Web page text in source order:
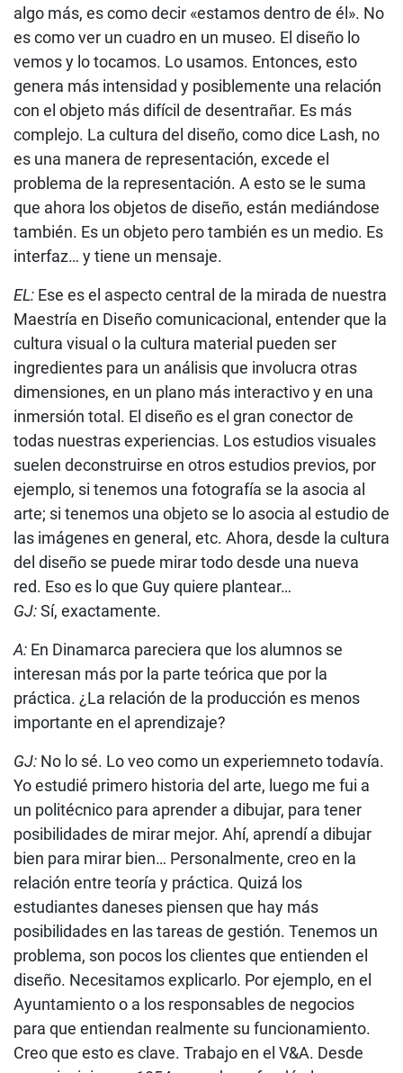
algo más, es como decir «estamos dentro de él». No
es como ver un cuadro en un museo. El diseño lo
vemos y lo tocamos. Lo usamos. Entonces, esto
genera más intensidad y posiblemente una relación
con el objeto más difícil de desentrañar. Es más
complejo. La cultura del diseño, como dice Lash, no
es una manera de representación, excede el
problema de la representación. A esto se le suma
que ahora los objetos de diseño, están mediándose
también. Es un objeto pero también es un medio. Es
interfaz… y tiene un mensaje.
EL: Ese es el aspecto central de la mirada de nuestra
Maestría en Diseño comunicacional, entender que la
cultura visual o la cultura material pueden ser
ingredientes para un análisis que involucra otras
dimensiones, en un plano más interactivo y en una
inmersión total. El diseño es el gran conector de
todas nuestras experiencias. Los estudios visuales
suelen deconstruirse en otros estudios previos, por
ejemplo, si tenemos una fotografía se la asocia al
arte; si tenemos una objeto se lo asocia al estudio de
las imágenes en general, etc. Ahora, desde la cultura
del diseño se puede mirar todo desde una nueva
red. Eso es lo que Guy quiere plantear…
GJ:Sí, exactamente.
A: En Dinamarca pareciera que los alumnos se
interesan más por la parte teórica que por la
práctica. ¿La relación de la producción es menos
importante en el aprendizaje?
GJ: No lo sé. Lo veo como un experiemneto todavía.
Yo estudié primero historia del arte, luego me fui a
un politécnico para aprender a dibujar, para tener
posibilidades de mirar mejor. Ahí, aprendí a dibujar
bien para mirar bien… Personalmente, creo en la
relación entre teoría y práctica. Quizá los
estudiantes daneses piensen que hay más
posibilidades en las tareas de gestión. Tenemos un
problema, son pocos los clientes que entienden el
diseño. Necesitamos explicarlo. Por ejemplo, en el
Ayuntamiento o a los responsables de negocios
para que entiendan realmente su funcionamiento.
Creo que esto es clave. Trabajo en el V&A. Desde